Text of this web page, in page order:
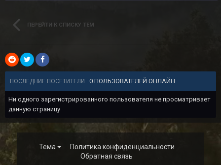
ПЕРЕЙТИ К СПИСКУ ТЕМ
ПОСЛЕДНИЕ ПОСЕТИТЕЛИ 0 ПОЛЬЗОВАТЕЛЕЙ ОНЛАЙН
Ни одного зарегистрированного пользователя не просматривает
данную страницу
Тема
Политика конфиденциальности
Обратная связь